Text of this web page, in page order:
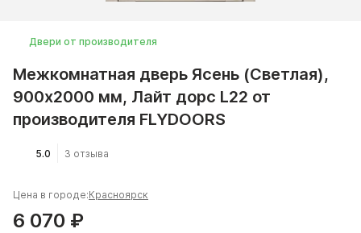
Двери от производителя
Межкомнатная дверь Ясень (Светлая),
900x2000 мм, Лайт дорс L22 от
производителя FLYDOORS
5.0 3 отзыва
Цена в городе:Красноярск
6 070 ₽